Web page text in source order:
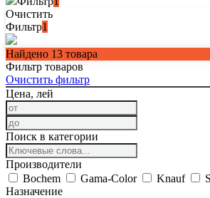
Очистить
Фильтр1
Найдено 13 товара
Фильтр товаров
Очистить фильтр
Цена, лей
Поиск в категории
Производители
Bochem
Gama-Color Knauf
Назначение